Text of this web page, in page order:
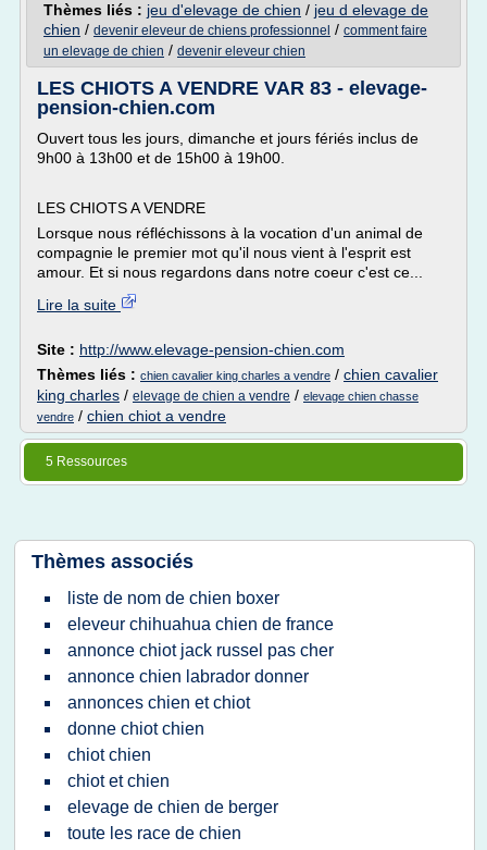
Thèmes liés : jeu d'elevage de chien / jeu d elevage de
chien / devenir eleveur de chiens professionnel / comment faire
un elevage de chien / devenir eleveur chien
LES CHIOTS A VENDRE VAR 83 - elevage-
pension-chien.com
Ouvert tous les jours, dimanche et jours fériés inclus de
9h00 à 13h00 et de 15h00 à 19h00.
LES CHIOTS A VENDRE
Lorsque nous réfléchissons à la vocation d'un animal de
compagnie le premier mot qu'il nous vient à l'esprit est
amour. Et si nous regardons dans notre coeur c'est ce...
Lire la suite
Site : http://www.elevage-pension-chien.com
Thèmes liés : chien cavalier king charles a vendre / chien cavalier
king charles / elevage de chien a vendre / elevage chien chasse
vendre / chien chiot a vendre
5 Ressources
Thèmes associés
liste de nom de chien boxer
eleveur chihuahua chien de france
annonce chiot jack russel pas cher
annonce chien labrador donner
annonces chien et chiot
donne chiot chien
chiot chien
chiot et chien
elevage de chien de berger
toute les race de chien